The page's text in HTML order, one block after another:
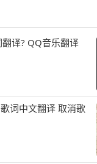
译? QQ音乐翻译
词中文翻译 取消歌